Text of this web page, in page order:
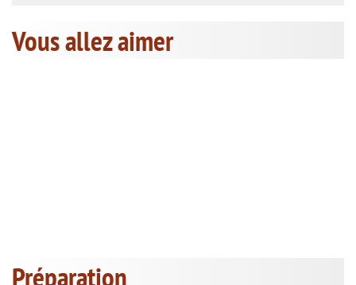
Vous allez aimer
Préparation